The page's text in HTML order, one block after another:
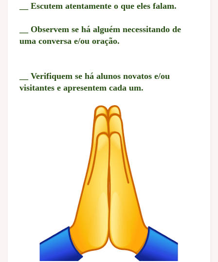
__ Escutem atentamente o que eles falam.
__ Observem se há alguém necessitando de
uma conversa e/ou oração.
__ Verifiquem se há alunos novatos e/ou
visitantes e apresentem cada um.